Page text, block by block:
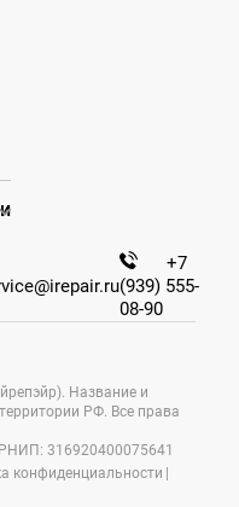
+7
(939) 555-
08-90
Название и
РФ. Все права
316920400075641
конфиденциальности |